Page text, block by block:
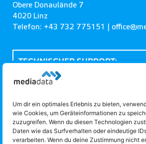
Um dir ein optimales Erlebnis zu bieten,
wie Cookies, um Geräteinformationen zu
zuzugreifen. Wenn du diesen Technologien
Daten wie das Surfverhalten oder eindeutige
verarbeiten. Wenn du deine Zustimmung nicht
Obere Donaulände 7
4020 Linz
Telefon: +43 732 775151 |
TECHNISCHER SUPPORT:
Hotline:+43/732/775151-900